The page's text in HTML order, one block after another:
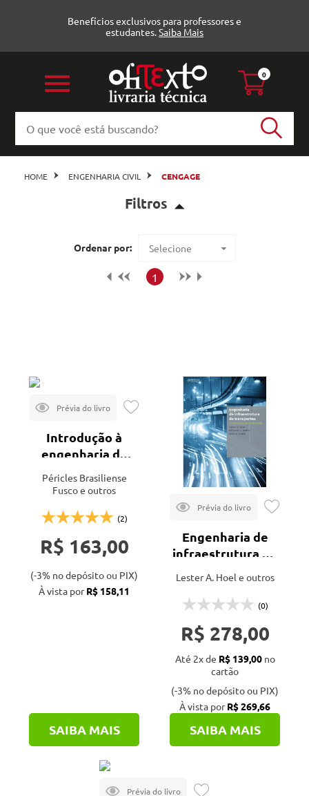
Benefícios exclusivos para professores e
estudantes. Saiba Mais
0
HOME ENGENHARIA CIVIL CENGAGE
Filtros
Ordenar por: Selecione
Maior preço
1
Introdução à
engenharia de
estruturas de
concreto
Péricles Brasiliense
Fusco e outros
(2)
R$ 163,00
(-3% no depósito ou PIX)
À vista porR$ 158,11
SAIBA MAIS
Engenharia de
infraestrutura de
transportes
Lester A. Hoel e outros
(0)
R$ 278,00
Até 2x de R$ 139,00no
cartão
(-3% no depósito ou PIX)
À vista porR$ 269,66
SAIBA MAIS